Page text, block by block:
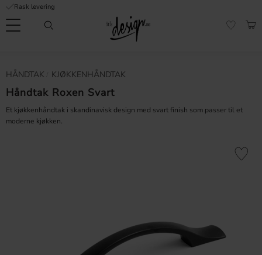
Meny
Rask levering
HÅNDTAK KJØKKENHÅNDTAK
Håndtak Roxen Svart
Et kjøkkenhåndtak i skandinavisk design med svart finish som passer til et
moderne kjøkken.
Lagre
Vanlige spørsmål
Inspirasjon og tips